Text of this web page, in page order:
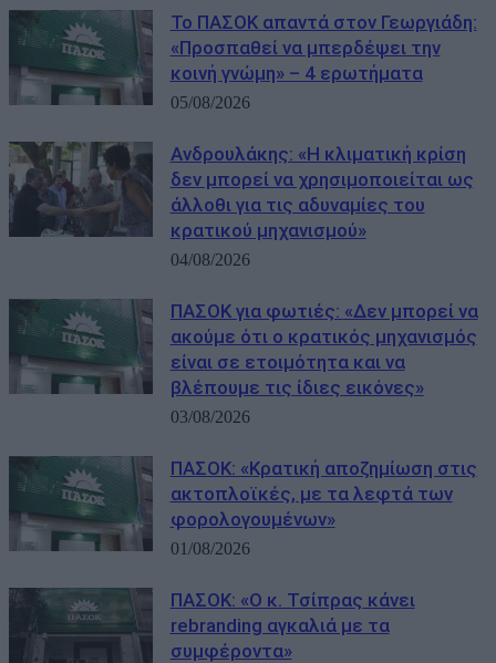
Το ΠΑΣΟΚ απαντά στον Γεωργιάδη:
«Προσπαθεί να μπερδέψει την
κοινή γνώμη» – 4 ερωτήματα
05/08/2026
Ανδρουλάκης: «Η κλιματική κρίση
δεν μπορεί να χρησιμοποιείται ως
άλλοθι για τις αδυναμίες του
κρατικού μηχανισμού»
04/08/2026
ΠΑΣΟΚ για φωτιές: «Δεν μπορεί να
ακούμε ότι ο κρατικός μηχανισμός
είναι σε ετοιμότητα και να
βλέπουμε τις ίδιες εικόνες»
03/08/2026
ΠΑΣΟΚ: «Κρατική αποζημίωση στις
ακτοπλοϊκές, με τα λεφτά των
φορολογουμένων»
01/08/2026
ΠΑΣΟΚ: «Ο κ. Τσίπρας κάνει
rebranding αγκαλιά με τα
συμφέροντα»